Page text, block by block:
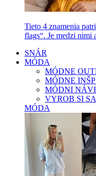
Tieto 4 znamenia
flags“. Je medzi nimi
SNÁR
MÓDA
MÓDNE
MÓDNE
MÓDNI
VYROB SI
MÓDA